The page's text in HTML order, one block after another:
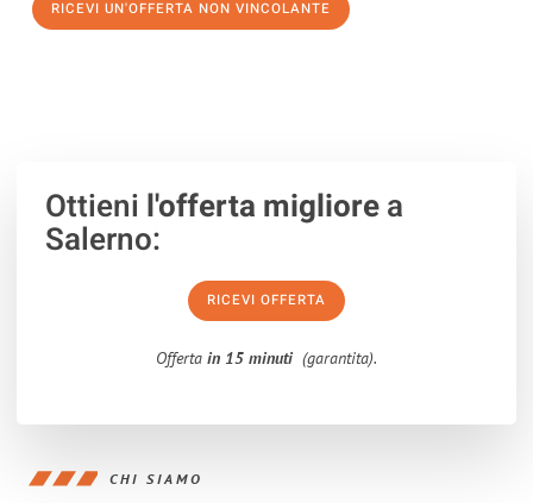
RICEVI UN'OFFERTA NON VINCOLANTE
Ottieni l'offerta migliorea
Salerno:
RICEVI OFFERTA
Offerta in 15 minuti (garantita).
CHI SIAMO